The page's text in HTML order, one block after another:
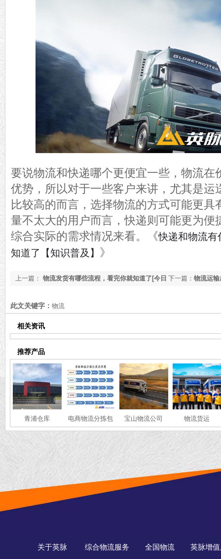
要说物流和快递哪个更便宜一些，物流在
优势，所以对于一些客户来讲，尤其是运
比较高的而言，选择物流的方式可能更具
量不太大的用户而言，快递则可能更为便
综合实际的需求情况来看。
《快递和物流
知道了【知识普及】 》
下一篇： 物流运
上一篇： 物流发货有哪些流程，看完你就知道了[今日
此文关键字： 物流
相关资讯
推荐产品
青浦仓库
电商物流分拣包
装
宝山物流公司 物流货运
关于英脉 综合物流服务 全国物流 英脉增